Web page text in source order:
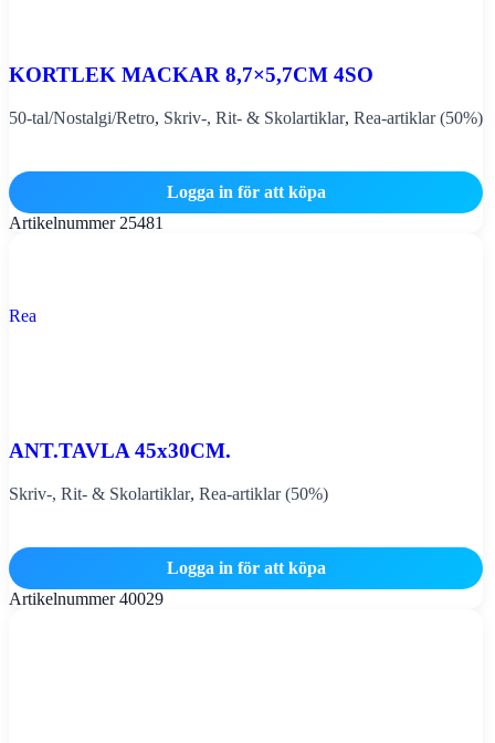
KORTLEK MACKAR 8,7×5,7CM 4SO
50-tal/Nostalgi/Retro, Skriv-, Rit- & Skolartiklar, Rea-artiklar (50%)
Logga in för att köpa
Artikelnummer 25481
Rea
ANT.TAVLA 45x30CM.
Skriv-, Rit- & Skolartiklar, Rea-artiklar (50%)
Logga in för att köpa
Artikelnummer40029